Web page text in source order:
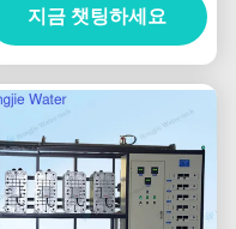
지금 챗팅하세요